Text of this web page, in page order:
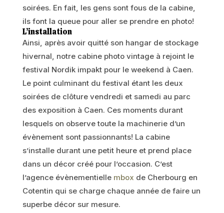
soirées. En fait, les gens sont fous de la cabine,
ils font la queue pour aller se prendre en photo!
L’installation
Ainsi, après avoir quitté son hangar de stockage
hivernal, notre cabine photo vintage à rejoint le
festival Nordik impakt pour le weekend à Caen.
Le point culminant du festival étant les deux
soirées de clôture vendredi et samedi au parc
des exposition à Caen. Ces moments durant
lesquels on observe toute la machinerie d’un
évènement sont passionnants! La cabine
s’installe durant une petit heure et prend place
dans un décor créé pour l’occasion. C’est
l’agence évènementielle mbox de Cherbourg en
Cotentin qui se charge chaque année de faire un
superbe décor sur mesure.